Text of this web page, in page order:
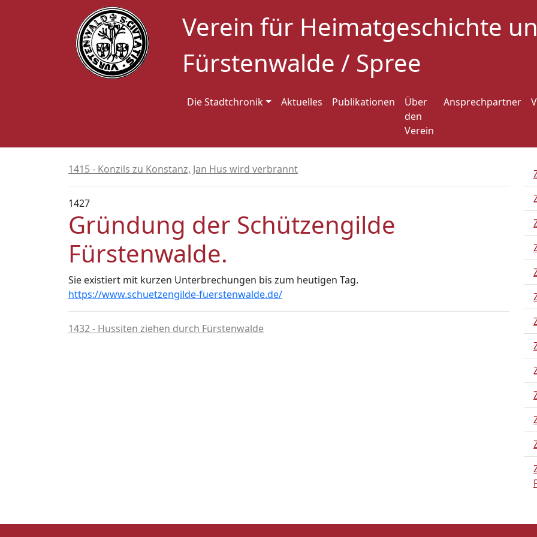
Verein für Heimatgeschichte
Fürstenwalde / Spree
Die Stadtchronik Aktuelles Publikationen
Über
den
Verein
Ansprechpartner
1415 - Konzils zu Konstanz, Jan Hus wird verbrannt
1427
Gründung der Schützengilde
Fürstenwalde.
Sie existiert mit kurzen Unterbrechungen bis zum heutigen Tag.
https://www.schuetzengilde-fuerstenwalde.de/
1432 - Hussiten ziehen durch Fürstenwalde